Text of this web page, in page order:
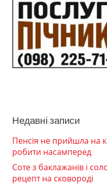
Недавні записи
Пенсія не прийшла на
робити насамперед
Соте з баклажанів і
рецепт на сковороді